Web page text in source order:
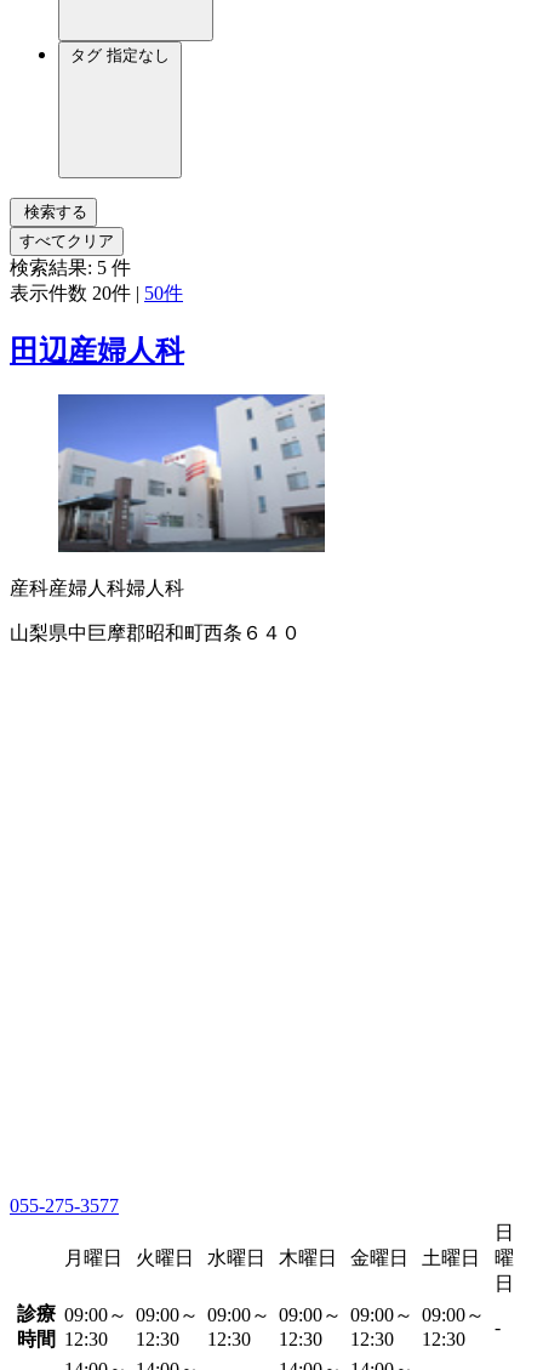
タグ 指定なし
検索する
すべてクリア
検索結果: 5 件
表示件数 20件 | 50件
田辺産婦人科
産科産婦人科婦人科
山梨県中巨摩郡昭和町西条６４０
055-275-3577
月曜日 火曜日 水曜日 木曜日 金曜日 土曜日
日
曜
日
診療
時間
09:00～
12:30
09:00～
12:30
09:00～
12:30
09:00～
12:30
09:00～
12:30
09:00～
12:30
-